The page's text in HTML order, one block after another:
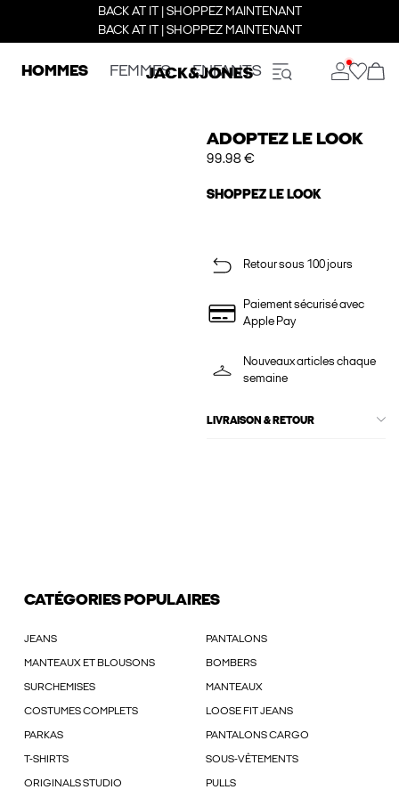
BACK AT IT | SHOPPEZ MAINTENANT
BACK AT IT | SHOPPEZ MAINTENANT
HOMMES FEMMES ENFANTS
ADOPTEZ LE LOOK
99.98 €
SHOPPEZ LE LOOK
Retour sous 100 jours
Paiement sécurisé avec
Apple Pay
Nouveaux articles chaque
semaine
LIVRAISON & RETOUR
CATÉGORIES POPULAIRES
JEANS PANTALONS
MANTEAUX ET BLOUSONS BOMBERS
SURCHEMISES MANTEAUX
COSTUMES COMPLETS LOOSE FIT JEANS
PARKAS PANTALONS CARGO
T-SHIRTS SOUS-VÊTEMENTS
ORIGINALS STUDIO PULLS